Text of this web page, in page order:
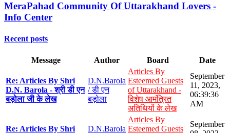
MeraPahad Community Of Uttarakhand Lovers -
Info Center
Recent posts
Message Author Board Date
Re: Articles By Shri
D.N. Barola - श्री डी एन
बड़ोला जी के लेख
D.N.Barola
/ डी एन
बड़ोला
Articles By
Esteemed Guests
of Uttarakhand -
विशेष आमंत्रित
अतिथियों के लेख
September
11, 2023,
06:39:36
AM
Re: Articles By Shri
D.N.Barola
Articles By
Esteemed Guests
September